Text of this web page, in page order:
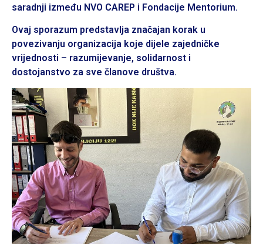
saradnji između NVO CAREP i Fondacije Mentorium.
Ovaj sporazum predstavlja značajan korak u
povezivanju organizacija koje dijele zajedničke
vrijednosti – razumijevanje, solidarnost i
dostojanstvo za sve članove društva.